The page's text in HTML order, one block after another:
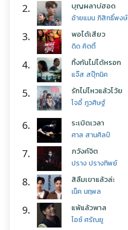
2. บุญผลาบ่ฮอด
อ้ายแมน ภิสิทธิ์พงษ์
3. พอได้เสียว
ดิด คิตตี้
4. ทิ้งกันไม่ได้หรอก
แจ๊ส สปุ๊กนิค
5. รักไม่ไหวแล้วโว้ย
โจอี้ ภูวศิษฐ์
6. ระเบิดเวลา
ศาล สานศิลป์
7. ภวังค์จิต
ปราง ปรางทิพย์
8. สิลืมเขาแล้วล่ะ
เน็ค นฤพล
9. แพ้แล้วพาล
ไอซ์ ศรัณยู